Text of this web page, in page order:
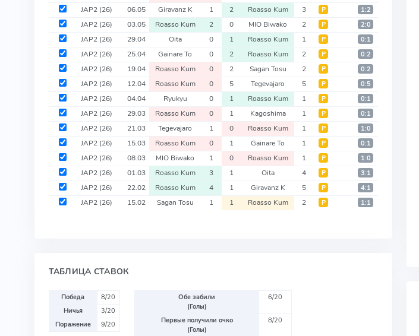
JAP2 (26) 06.05 Giravanz K 1 2 Roasso Kum 3 Р 1:2
JAP2 (26) 03.05 Roasso Kum 2 0 MIO Biwako 2 Р 2:0
JAP2 (26) 29.04 Oita 0 1 Roasso Kum 1 Р 0:1
JAP2 (26) 25.04 Gainare To 0 2 Roasso Kum 2 Р 0:2
JAP2 (26) 19.04 Roasso Kum 0 2 Sagan Tosu 2 Р 0:2
JAP2 (26) 12.04 Roasso Kum 0 5 Tegevajaro 5 Р 0:5
JAP2 (26) 04.04 Ryukyu 0 1 Roasso Kum 1 Р 0:1
JAP2 (26) 29.03 Roasso Kum 0 1 Kagoshima 1 Р 0:1
JAP2 (26) 21.03 Tegevajaro 1 0 Roasso Kum 1 Р 1:0
JAP2 (26) 15.03 Roasso Kum 0 1 Gainare To 1 Р 0:1
JAP2 (26) 08.03 MIO Biwako 1 0 Roasso Kum 1 Р 1:0
JAP2 (26) 01.03 Roasso Kum 3 1 Oita 4 Р 3:1
JAP2 (26) 22.02 Roasso Kum 4 1 Giravanz K 5 Р 4:1
JAP2 (26) 15.02 Sagan Tosu 1 1 Roasso Kum 2 Р 1:1
ТАБЛИЦА СТАВОК
Победа
8/20
Ничья
3/20
Поражение
9/20
Обе забили
(Голы)
6/20
Первые получили очко
(Голы)
8/20